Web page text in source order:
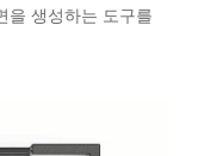
을 생성하는 도구를